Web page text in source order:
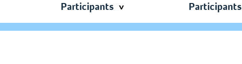
Participants Participants